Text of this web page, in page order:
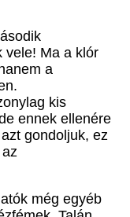
vele! Ma a klór
a
kis
ennek ellenére
gondoljuk, ez
még egyéb